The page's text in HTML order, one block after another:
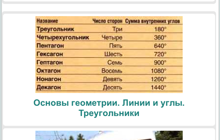
Основы геометрии. Линии и углы.
Треугольники